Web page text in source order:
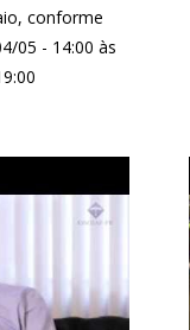
conforme
05 - 14:00 às